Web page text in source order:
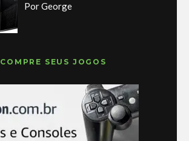
Por George
COMPRE SEUS JOGOS